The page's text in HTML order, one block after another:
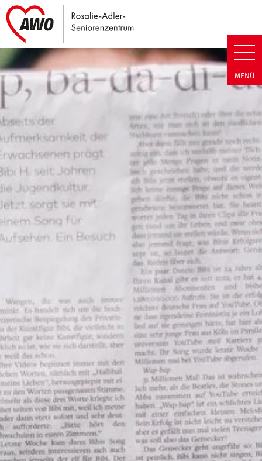
Rosalie-Adler-
MENÜ